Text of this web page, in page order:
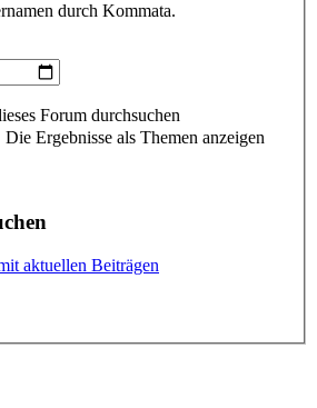
durch Kommata.
Forum durchsuchen
Die Ergebnisse als Themen anzeigen
aktuellen Beiträgen